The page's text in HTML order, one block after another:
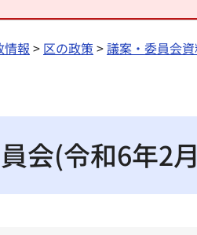
情報 > 区の政策>議案・委員会資
会(令和6年2